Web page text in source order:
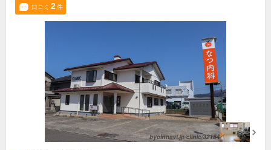
口コミ 2件